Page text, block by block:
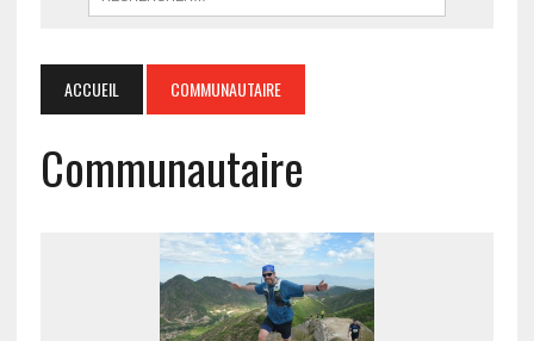
ACCUEIL COMMUNAUTAIRE
Communautaire